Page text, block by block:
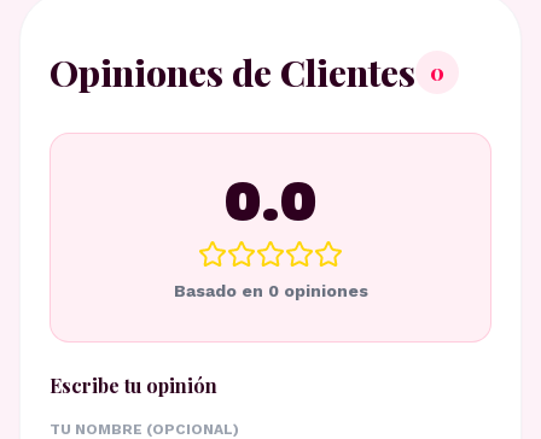
Opiniones de Clientes 0
0.0
Basado en 0opiniones
Escribe tu opinión
TU NOMBRE (OPCIONAL)